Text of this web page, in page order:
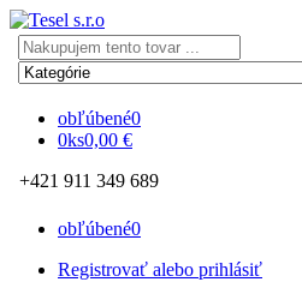
Search
here
obľúbené0
0ks0,00 €
+421 911 349 689
obľúbené0
Registrovať alebo prihlásiť